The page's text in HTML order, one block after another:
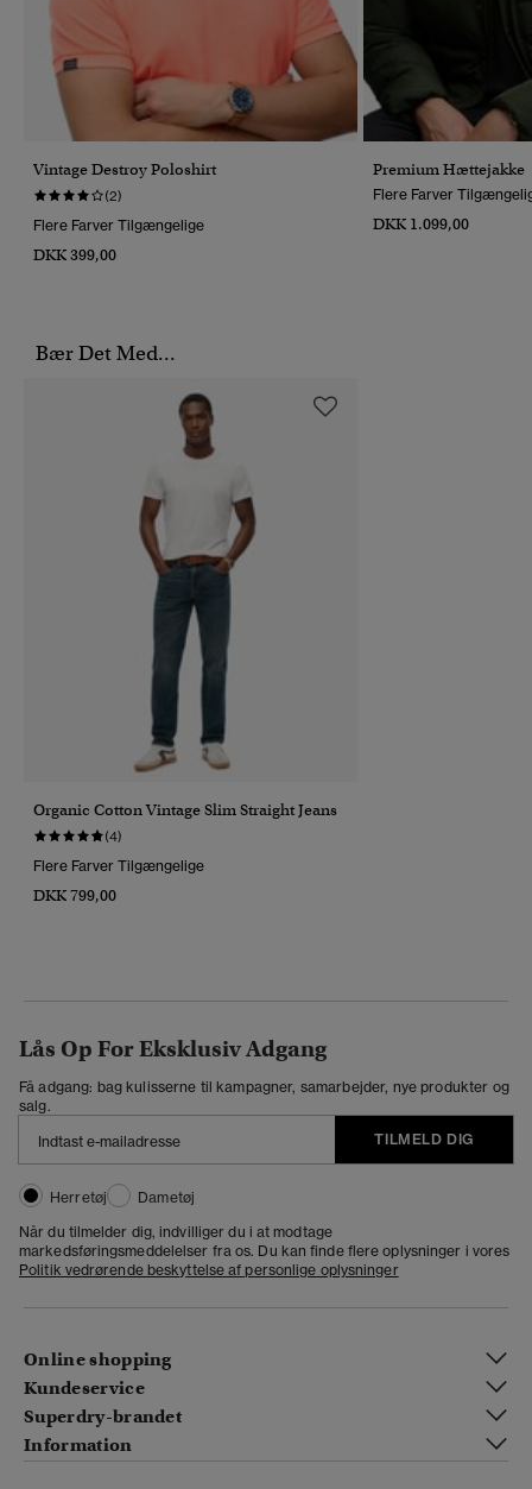
Vintage Destroy Poloshirt
(2)
Flere Farver Tilgængelige
DKK 399,00
Premium Hættejakke
Flere Farver
DKK 1.099,00
Bær Det Med...
Organic Cotton Vintage Slim Straight Jeans
(4)
Flere Farver Tilgængelige
DKK 799,00
Lås Op For Eksklusiv Adgang
Få adgang: bag kulisserne til kampagner, samarbejder, nye produkter og
salg.
TILMELD DIG
Herretøj
Dametøj
Når du tilmelder dig, indvilliger du i at modtage
markedsføringsmeddelelser fra os. Du kan finde flere oplysninger i vores
Politik vedrørende beskyttelse af personlige oplysninger
Online shopping
Kundeservice
Superdry-brandet
Information